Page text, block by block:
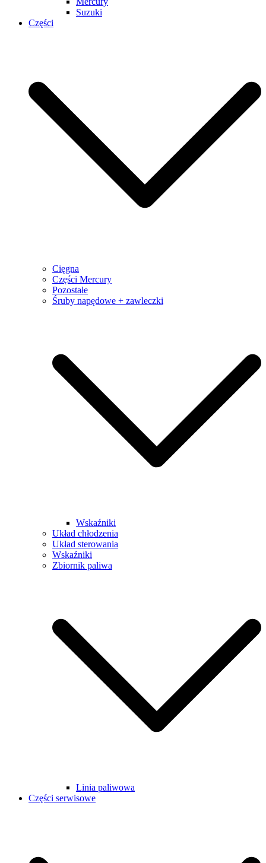
Suzuki
Części
Cięgna
Części Mercury
Pozostałe
Śruby napędowe + zawleczki
Wskaźniki
Układ chłodzenia
Układ sterowania
Wskaźniki
Zbiornik paliwa
Linia paliwowa
Części serwisowe